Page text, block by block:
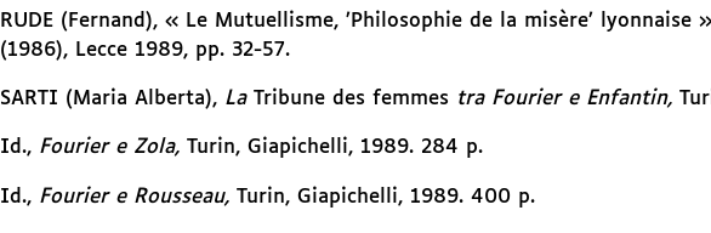
RUDE (Fernand), « Le Mutuellisme, ’Philosophie de la misère’ lyonnaise
(1986), Lecce 1989, pp. 32-57.
SARTI (Maria Alberta), LaTribune des femmes tra Fourier e Enfantin,
Id., Fourier e Zola,Turin, Giapichelli, 1989. 284 p.
Id., Fourier e Rousseau,Turin, Giapichelli, 1989. 400 p.